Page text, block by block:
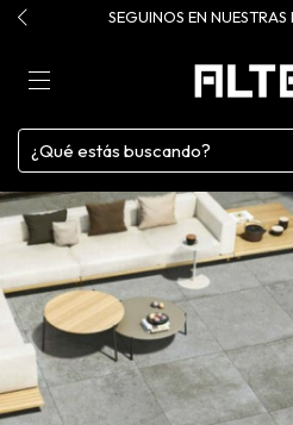
SEGUINOS EN NUESTRAS